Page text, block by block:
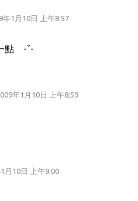
年1月10日 上午8:57
點 -ˇ-
年1月10日 上午8:59
月10日 上午9:00